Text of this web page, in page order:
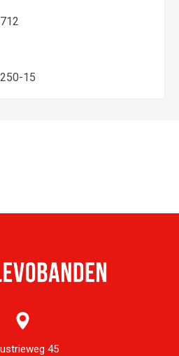
712
250-15
45